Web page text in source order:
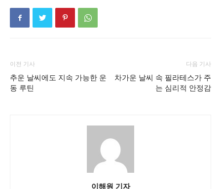
이전 기사
추운 날씨에도 지속 가능한 운
동 루틴
다음 기사
차가운 날씨 속 필라테스가 주
는 심리적 안정감
이해원 기자